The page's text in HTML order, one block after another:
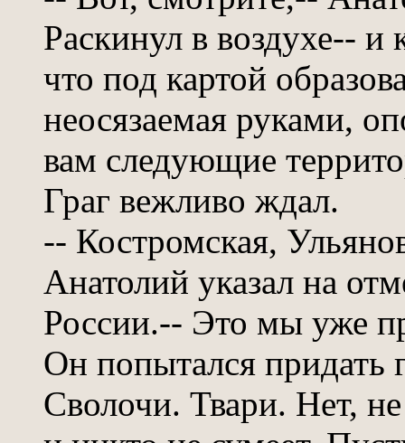
Раскинул в воздухе--
что под картой
неосязаемая руками,
вам следующие
Граг вежливо ждал.
-- Костромская,
Анатолий указал на
России.-- Это мы уже
Он попытался придать
Сволочи. Твари. Нет,